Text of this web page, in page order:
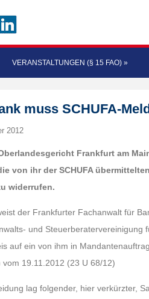
VERANSTALTUNGEN (§ 15 FAO) »
muss SCHUFA-
2012
Frankfurt am
von ihr der SCHUFA
widerrufen.
der Frankfurter Fachanwalt für
und Steuerberatervereinigung
auf ein von ihm in
vom 19.11.2012 (23 U 68/12)
lag folgender, hier verkürzter,